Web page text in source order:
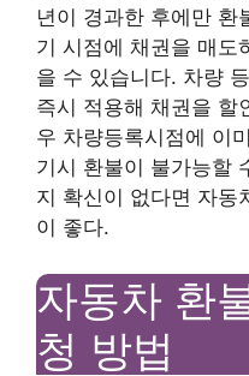
년이 경과한 후에만 환
기 시점에 채권을 매도
을 수 있습니다. 차량
즉시 적용해 채권을 할
우 차량등록시점에 이
기시 환불이 불가능할
지 확신이 없다면 자동
이 좋다.
자동차 환
청 방법